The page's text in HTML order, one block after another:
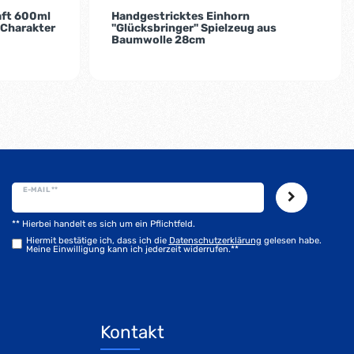
600ml
Handgestricktes Einhorn
"Glücksbringer" Spielzeug aus
Baumwolle 28cm
E-MAIL **
Hiermit bestätige ich, dass ich die Daten­schutz­erklärung gelesen habe.
Meine Einwilligung kann ich jederzeit widerrufen.**
** Hierbei handelt es sich um ein Pflichtfeld.
Kontakt